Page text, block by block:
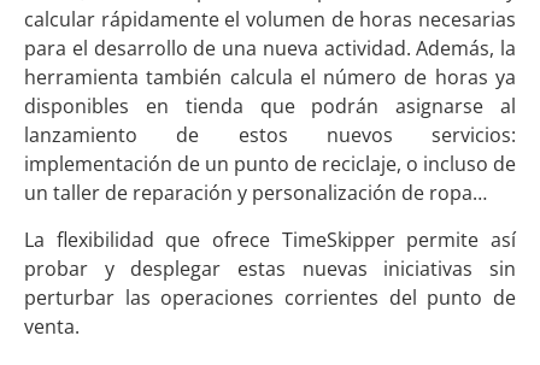
calcular rápidamente el volumen de horas necesarias
para el desarrollo de una nueva actividad. Además, la
herramienta también calcula el número de horas ya
disponibles en tienda que podrán asignarse al
lanzamiento de estos nuevos servicios:
implementación de un punto de reciclaje, o incluso de
un taller de reparación y personalización de ropa…
La flexibilidad que ofrece TimeSkipper permite así
probar y desplegar estas nuevas iniciativas sin
perturbar las operaciones corrientes del punto de
venta.